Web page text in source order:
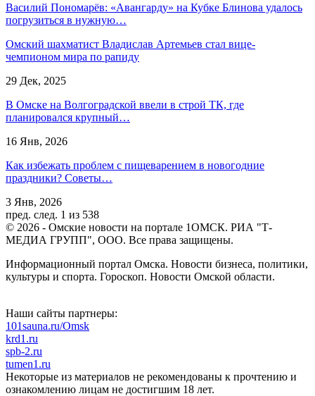
Василий Пономарёв: «Авангарду» на Кубке Блинова удалось
погрузиться в нужную…
Омский шахматист Владислав Артемьев стал вице-
чемпионом мира по рапиду
29 Дек, 2025
В Омске на Волгоградской ввели в строй ТК, где
планировался крупный…
16 Янв, 2026
Как избежать проблем с пищеварением в новогодние
праздники? Советы…
3 Янв, 2026
пред. след. 1 из 538
© 2026 - Омские новости на портале 1ОМСК. РИА "Т-
МЕДИА ГРУПП", ООО. Все права защищены.
Информационный портал Омска. Новости бизнеса, политики,
культуры и спорта. Гороскоп. Новости Омской области.
Наши сайты партнеры:
101sauna.ru/Omsk
krd1.ru
spb-2.ru
tumen1.ru
Некоторые из материалов не рекомендованы к прочтению и
ознакомлению лицам не достигшим 18 лет.